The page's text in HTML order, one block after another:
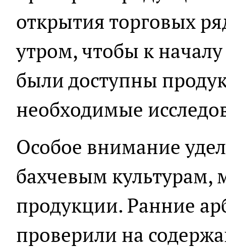
открытия торговых
утром, чтобы к
были доступны
необходимые
Особое внимание
бахчевым культурам,
продукции. Ранние
проверили на